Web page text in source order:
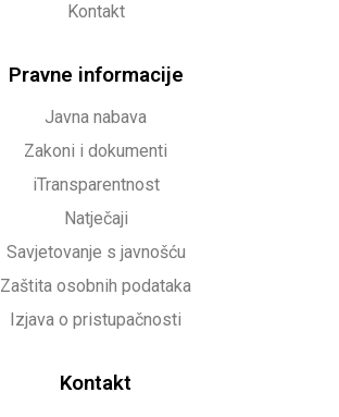
Kontakt
Pravne informacije
Javna nabava
Zakoni i dokumenti
iTransparentnost
Natječaji
Savjetovanje s javnošću
Zaštita osobnih podataka
Izjava o pristupačnosti
Kontakt